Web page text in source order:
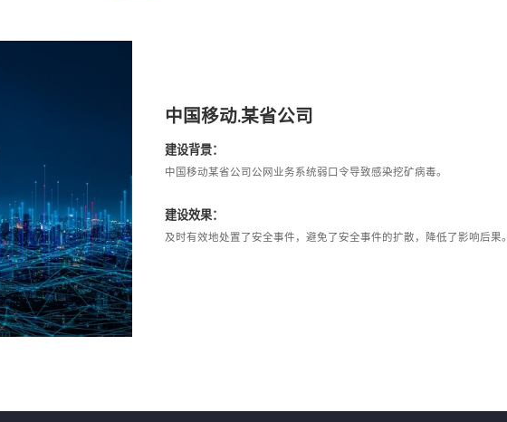
中国移动.某省公司
建设背景：
中国移动某省公司公网业务系统弱口令导致感染挖矿病毒。
建设效果：
及时有效地处置了安全事件，避免了安全事件的扩散，降低了影响后果。